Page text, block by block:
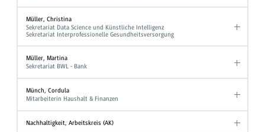
Müller, Christina
Sekretariat Data Science und Künstliche Intelligenz
Sekretariat Interprofessionelle Gesundheitsversorgung
Müller, Martina
Sekretariat BWL - Bank
Münch, Cordula
Mitarbeiterin Haushalt & Finanzen
Nachhaltigkeit, Arbeitskreis (AK)